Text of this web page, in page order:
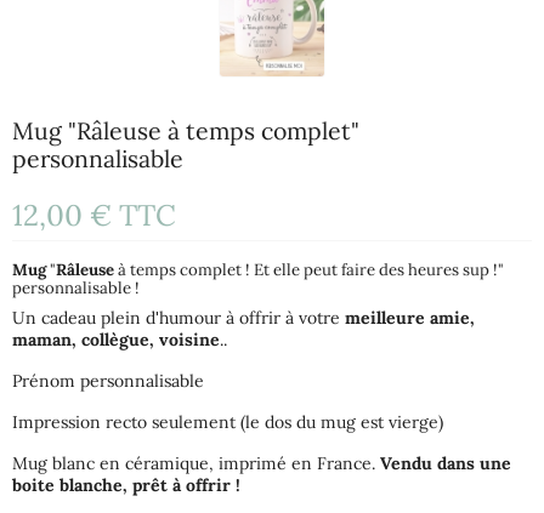
Mug "Râleuse à temps complet"
personnalisable
12,00 € TTC
Mug"Râleuseà temps complet ! Et elle peut faire des heures sup !"
personnalisable !
Un cadeau plein d'humour à offrir à votre meilleure amie,
maman, collègue, voisine..
Prénom personnalisable
Impression recto seulement (le dos du mug est vierge)
Mug blanc en céramique, imprimé en France. Vendu dans une
boite blanche, prêt à offrir !